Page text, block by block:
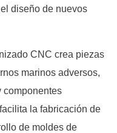
diseño de nuevos
CNC crea piezas
marinos adversos,
componentes
la fabricación de
de moldes de